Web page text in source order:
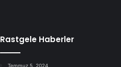
Rastgele Haberler
Temmuz 5, 2024